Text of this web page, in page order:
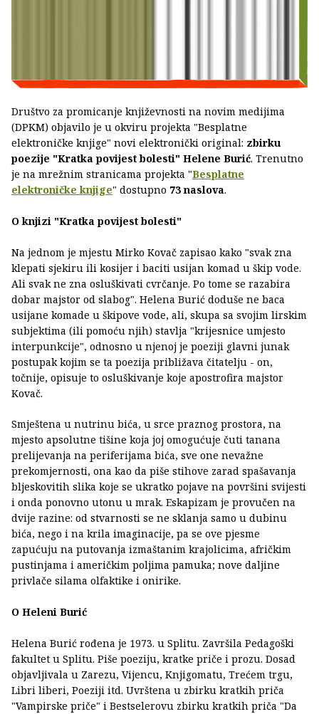
Društvo za promicanje književnosti na novim medijima
(DPKM) objavilo je u okviru projekta "Besplatne
elektroničke knjige" novi elektronički original: zbirku
poezije "Kratka povijest bolesti" Helene Burić. Trenutno
je na mrežnim stranicama projekta "Besplatne
elektroničke knjige" dostupno 73 naslova.
O knjizi "Kratka povijest bolesti"
Na jednom je mjestu Mirko Kovač zapisao kako "svak zna
klepati sjekiru ili kosijer i baciti usijan komad u škip vode.
Ali svak ne zna osluškivati cvrčanje. Po tome se razabira
dobar majstor od slabog". Helena Burić doduše ne baca
usijane komade u škipove vode, ali, skupa sa svojim lirskim
subjektima (ili pomoću njih) stavlja "krijesnice umjesto
interpunkcije", odnosno u njenoj je poeziji glavni junak
postupak kojim se ta poezija približava čitatelju - on,
točnije, opisuje to osluškivanje koje apostrofira majstor
Kovač.
Smještena u nutrinu bića, u srce praznog prostora, na
mjesto apsolutne tišine koja joj omogućuje čuti tanana
prelijevanja na periferijama bića, sve one nevažne
prekomjernosti, ona kao da piše stihove zarad spašavanja
bljeskovitih slika koje se ukratko pojave na površini svijesti
i onda ponovno utonu u mrak. Eskapizam je provučen na
dvije razine: od stvarnosti se ne sklanja samo u dubinu
bića, nego i na krila imaginacije, pa se ove pjesme
zapućuju na putovanja izmaštanim krajolicima, afričkim
pustinjama i američkim poljima pamuka; nove daljine
privlače silama olfaktike i onirike.
O Heleni Burić
Helena Burić rođena je 1973. u Splitu. Završila Pedagoški
fakultet u Splitu. Piše poeziju, kratke priče i prozu. Dosad
objavljivala u Zarezu, Vijencu, Knjigomatu, Trećem trgu,
Libri liberi, Poeziji itd. Uvrštena u zbirku kratkih priča
"Vampirske priče" i Bestselerovu zbirku kratkih priča "Da